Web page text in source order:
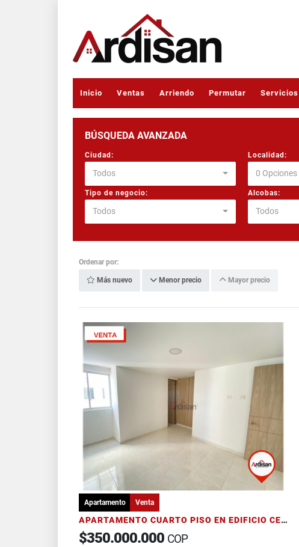
Inicio Ventas Arriendo Permutar Servicios
BÚSQUEDA AVANZADA
Ciudad:
Todos
Localidad:
0 Opciones
Tipo de negocio:
Todos
Alcobas:
Todos
Ordenar por:
Más nuevo Menor precio Mayor precio
Apartamento Venta
APARTAMENTO CUARTO PISO EN EDIFICIO CENTRAL CON ASCENSOR
$350.000.000 COP